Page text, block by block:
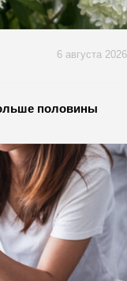
6 августа 2026
половины